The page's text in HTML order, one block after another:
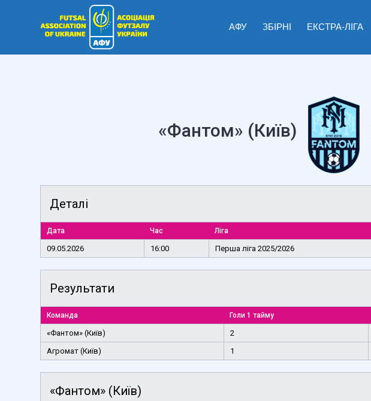
АФУ ЗБІРНІ ЕКСТРА-ЛІГА
«Фантом» (Київ)
Деталі
Дата Час Ліга
09.05.2026 16:00 Перша ліга 2025/2026
Результати
Команда Голи 1 тайму
«Фантом» (Київ) 2
Агромат (Київ)
1
«Фантом» (Київ)